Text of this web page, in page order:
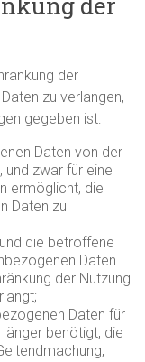
der
zu verlangen,
gegeben ist:
Daten von der
zwar für eine
ermöglicht, die
Daten zu
die betroffene
Daten
der Nutzung
Daten für
benötigt, die